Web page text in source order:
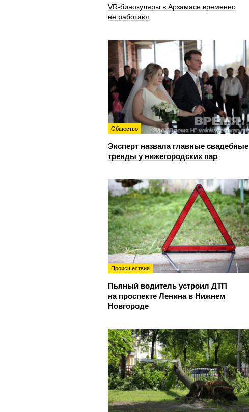
VR‑бинокуляры в Арзамасе временно
не работают
Общество
Эксперт назвала главные свадебные
тренды у нижегородских пар
Происшествия
Пьяный водитель устроил ДТП
на проспекте Ленина в Нижнем
Новгороде